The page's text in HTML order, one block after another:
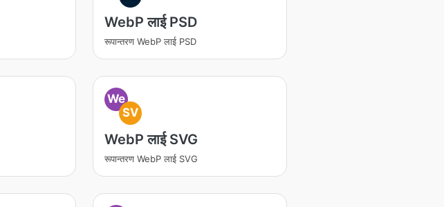
WebP लाई PSD
रूपान्तरण WebP लाई PSD
We
SV
WebP लाई SVG
रूपान्तरण WebP लाई SVG